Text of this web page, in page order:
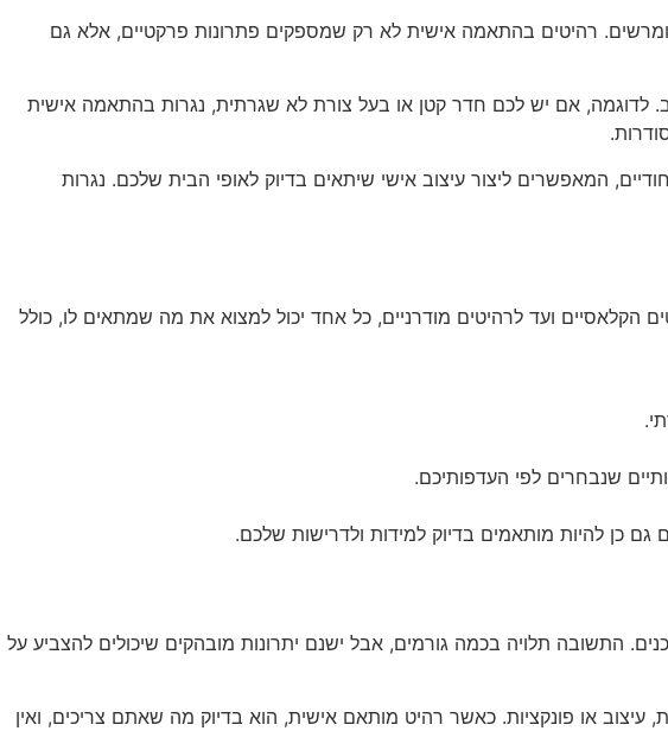
רהיטים בהתאמה אישית לא רק שמספקים פתרונות פרקטיים, אלא גם
לדוגמה, אם יש לכם חדר קטן או בעל צורת לא שגרתית, נגרות בהתאמה אישית
המאפשרים ליצור עיצוב אישי שיתאים בדיוק לאופי הבית שלכם. נגרות
הקלאסיים ועד לרהיטים מודרניים, כל אחד יכול למצוא את מה שמתאים לו, כולל
שנבחרים לפי העדפותיכם.
כן להיות מותאמים בדיוק למידות ולדרישות שלכם.
תלויה בכמה גורמים, אבל ישנם יתרונות מובהקים שיכולים להצביע על
או פונקציות. כאשר רהיט מותאם אישית, הוא בדיוק מה שאתם צריכים, ואין